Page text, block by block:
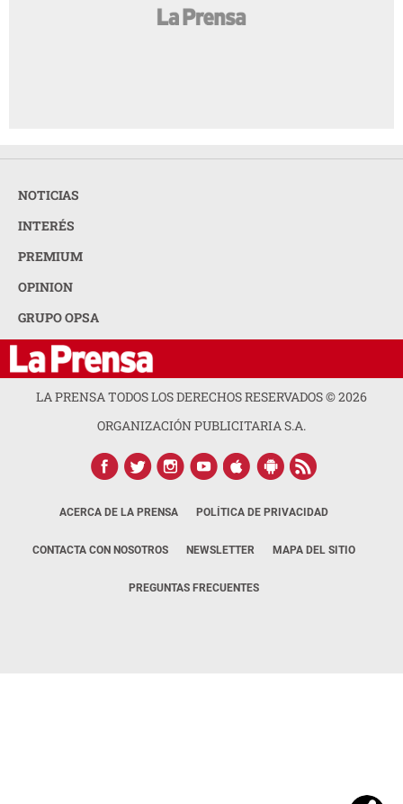
NOTICIAS
INTERÉS
PREMIUM
OPINION
GRUPO OPSA
LA PRENSA TODOS LOS DERECHOS RESERVADOS ©2026
ORGANIZACIÓN PUBLICITARIA S.A.
ACERCA DE LA PRENSA POLÍTICA DE PRIVACIDAD
CONTACTA CON NOSOTROS NEWSLETTER MAPA DEL SITIO
PREGUNTAS FRECUENTES